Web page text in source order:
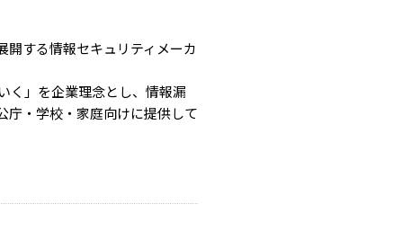
する情報セキュリティメーカ
く」を企業理念とし、情報漏
庁・学校・家庭向けに提供して